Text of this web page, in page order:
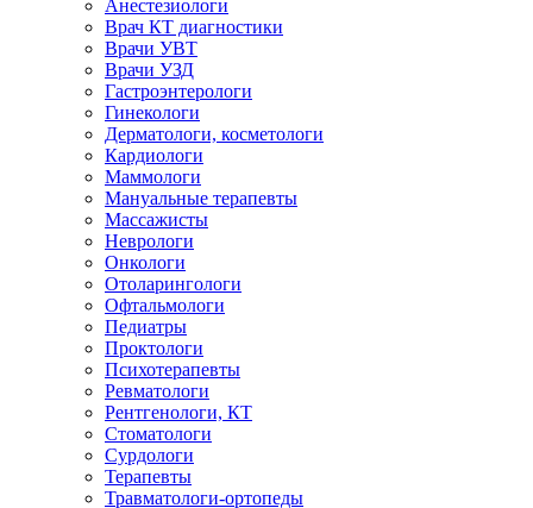
Анестезиологи
Врач КТ диагностики
Врачи УВТ
Врачи УЗД
Гастроэнтерологи
Гинекологи
Дерматологи, косметологи
Кардиологи
Маммологи
Мануальные терапевты
Массажисты
Неврологи
Онкологи
Отоларингологи
Офтальмологи
Педиатры
Проктологи
Психотерапевты
Ревматологи
Рентгенологи, КТ
Стоматологи
Сурдологи
Терапевты
Травматологи-ортопеды